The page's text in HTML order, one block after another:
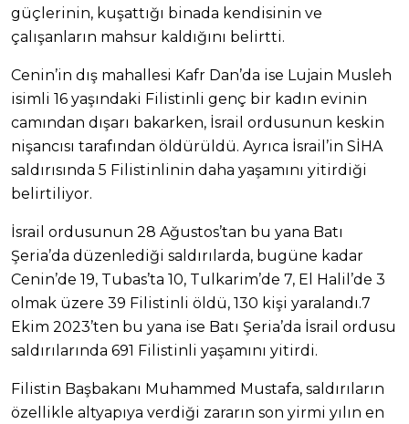
güçlerinin, kuşattığı binada kendisinin ve
çalışanların mahsur kaldığını belirtti.
Cenin’in dış mahallesi Kafr Dan’da ise Lujain Musleh
isimli 16 yaşındaki Filistinli genç bir kadın evinin
camından dışarı bakarken, İsrail ordusunun keskin
nişancısı tarafından öldürüldü. Ayrıca İsrail’in SİHA
saldırısında 5 Filistinlinin daha yaşamını yitirdiği
belirtiliyor.
İsrail ordusunun 28 Ağustos’tan bu yana Batı
Şeria’da düzenlediği saldırılarda, bugüne kadar
Cenin’de 19, Tubas’ta 10, Tulkarim’de 7, El Halil’de 3
olmak üzere 39 Filistinli öldü, 130 kişi yaralandı.7
Ekim 2023’ten bu yana ise Batı Şeria’da İsrail ordusu
saldırılarında 691 Filistinli yaşamını yitirdi.
Filistin Başbakanı Muhammed Mustafa, saldırıların
özellikle altyapıya verdiği zararın son yirmi yılın en